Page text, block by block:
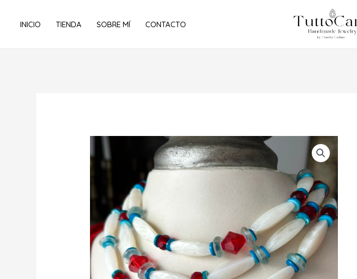
INICIO TIENDA SOBRE MÍ CONTACTO